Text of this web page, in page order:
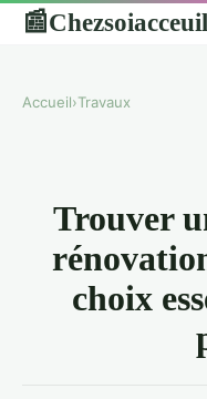
📰Chezsoiacceuil
Accueil›Travaux
Trouver
choix